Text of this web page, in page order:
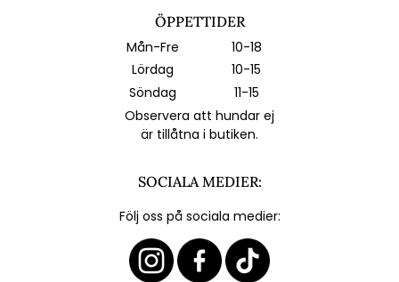
ÖPPETTIDER
Mån-Fre
10-18
Lördag
10-15
Söndag
11-15
Observera att hundar ej
är tillåtna i butiken.
SOCIALA MEDIER:
Följ oss på sociala medier: